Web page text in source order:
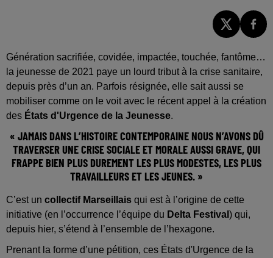
Génération sacrifiée, covidée, impactée, touchée, fantôme…
la jeunesse de 2021 paye un lourd tribut à la crise sanitaire,
depuis près d’un an. Parfois résignée, elle sait aussi se
mobiliser comme on le voit avec le récent appel à la création
des États d'Urgence de la Jeunesse.
« JAMAIS DANS L’HISTOIRE CONTEMPORAINE NOUS N’AVONS DÛ
TRAVERSER UNE CRISE SOCIALE ET MORALE AUSSI GRAVE, QUI
FRAPPE BIEN PLUS DUREMENT LES PLUS MODESTES, LES PLUS
TRAVAILLEURS ET LES JEUNES. »
C’est un collectif Marseillais qui est à l’origine de cette
initiative (en l’occurrence l’équipe du Delta Festival ) qui,
depuis hier, s’étend à l’ensemble de l’hexagone.
Prenant la forme d’une pétition, ces États d'Urgence de la